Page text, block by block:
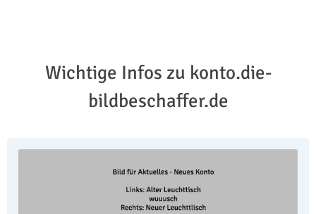
Wichtige Infos zu konto.die-
bildbeschaffer.de